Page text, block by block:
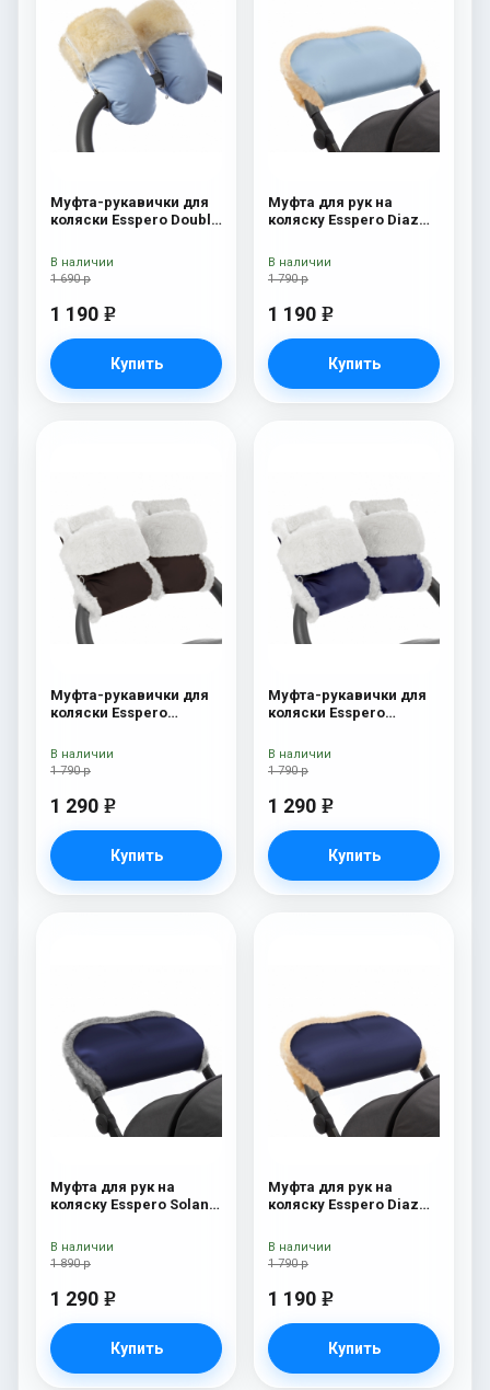
Муфта-рукавички для
коляски Esspero Double
Blue Mountain
1 690 р
1 190 e
Купить
В наличии
Муфта для рук на
коляску Esspero Diaz
Blue Mountain
1 790 р
1 190 e
Купить
В наличии
Муфта-рукавички для
коляски Esspero
шерсть) Chocolat
1 790 р
1 290 e
Купить
В наличии
Муфта-рукавички для
коляски Esspero
шерсть) Navy
1 790 р
1 290 e
Купить
В наличии
Муфта для рук на
коляску Esspero Solana
Deep Ocean
1 890 р
1 290 e
Купить
В наличии
Муфта для рук на
коляску Esspero Diaz
Navy
1 790 р
1 190 e
Купить
В наличии